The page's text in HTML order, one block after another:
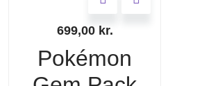
699,00 kr.
Pokémon